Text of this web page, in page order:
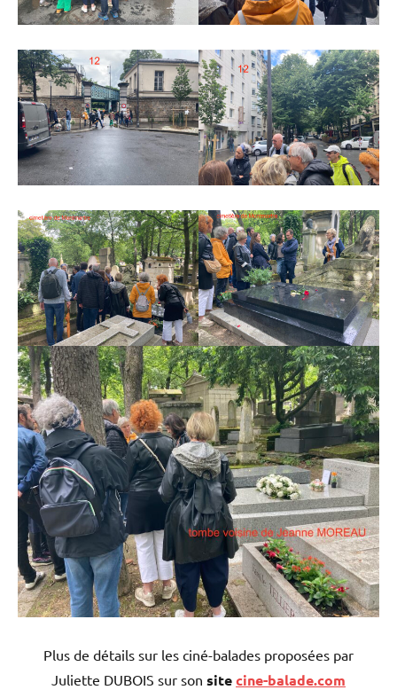
Plus de détails sur les ciné-balades proposées par
Juliette DUBOIS sur son sitecine-balade.com